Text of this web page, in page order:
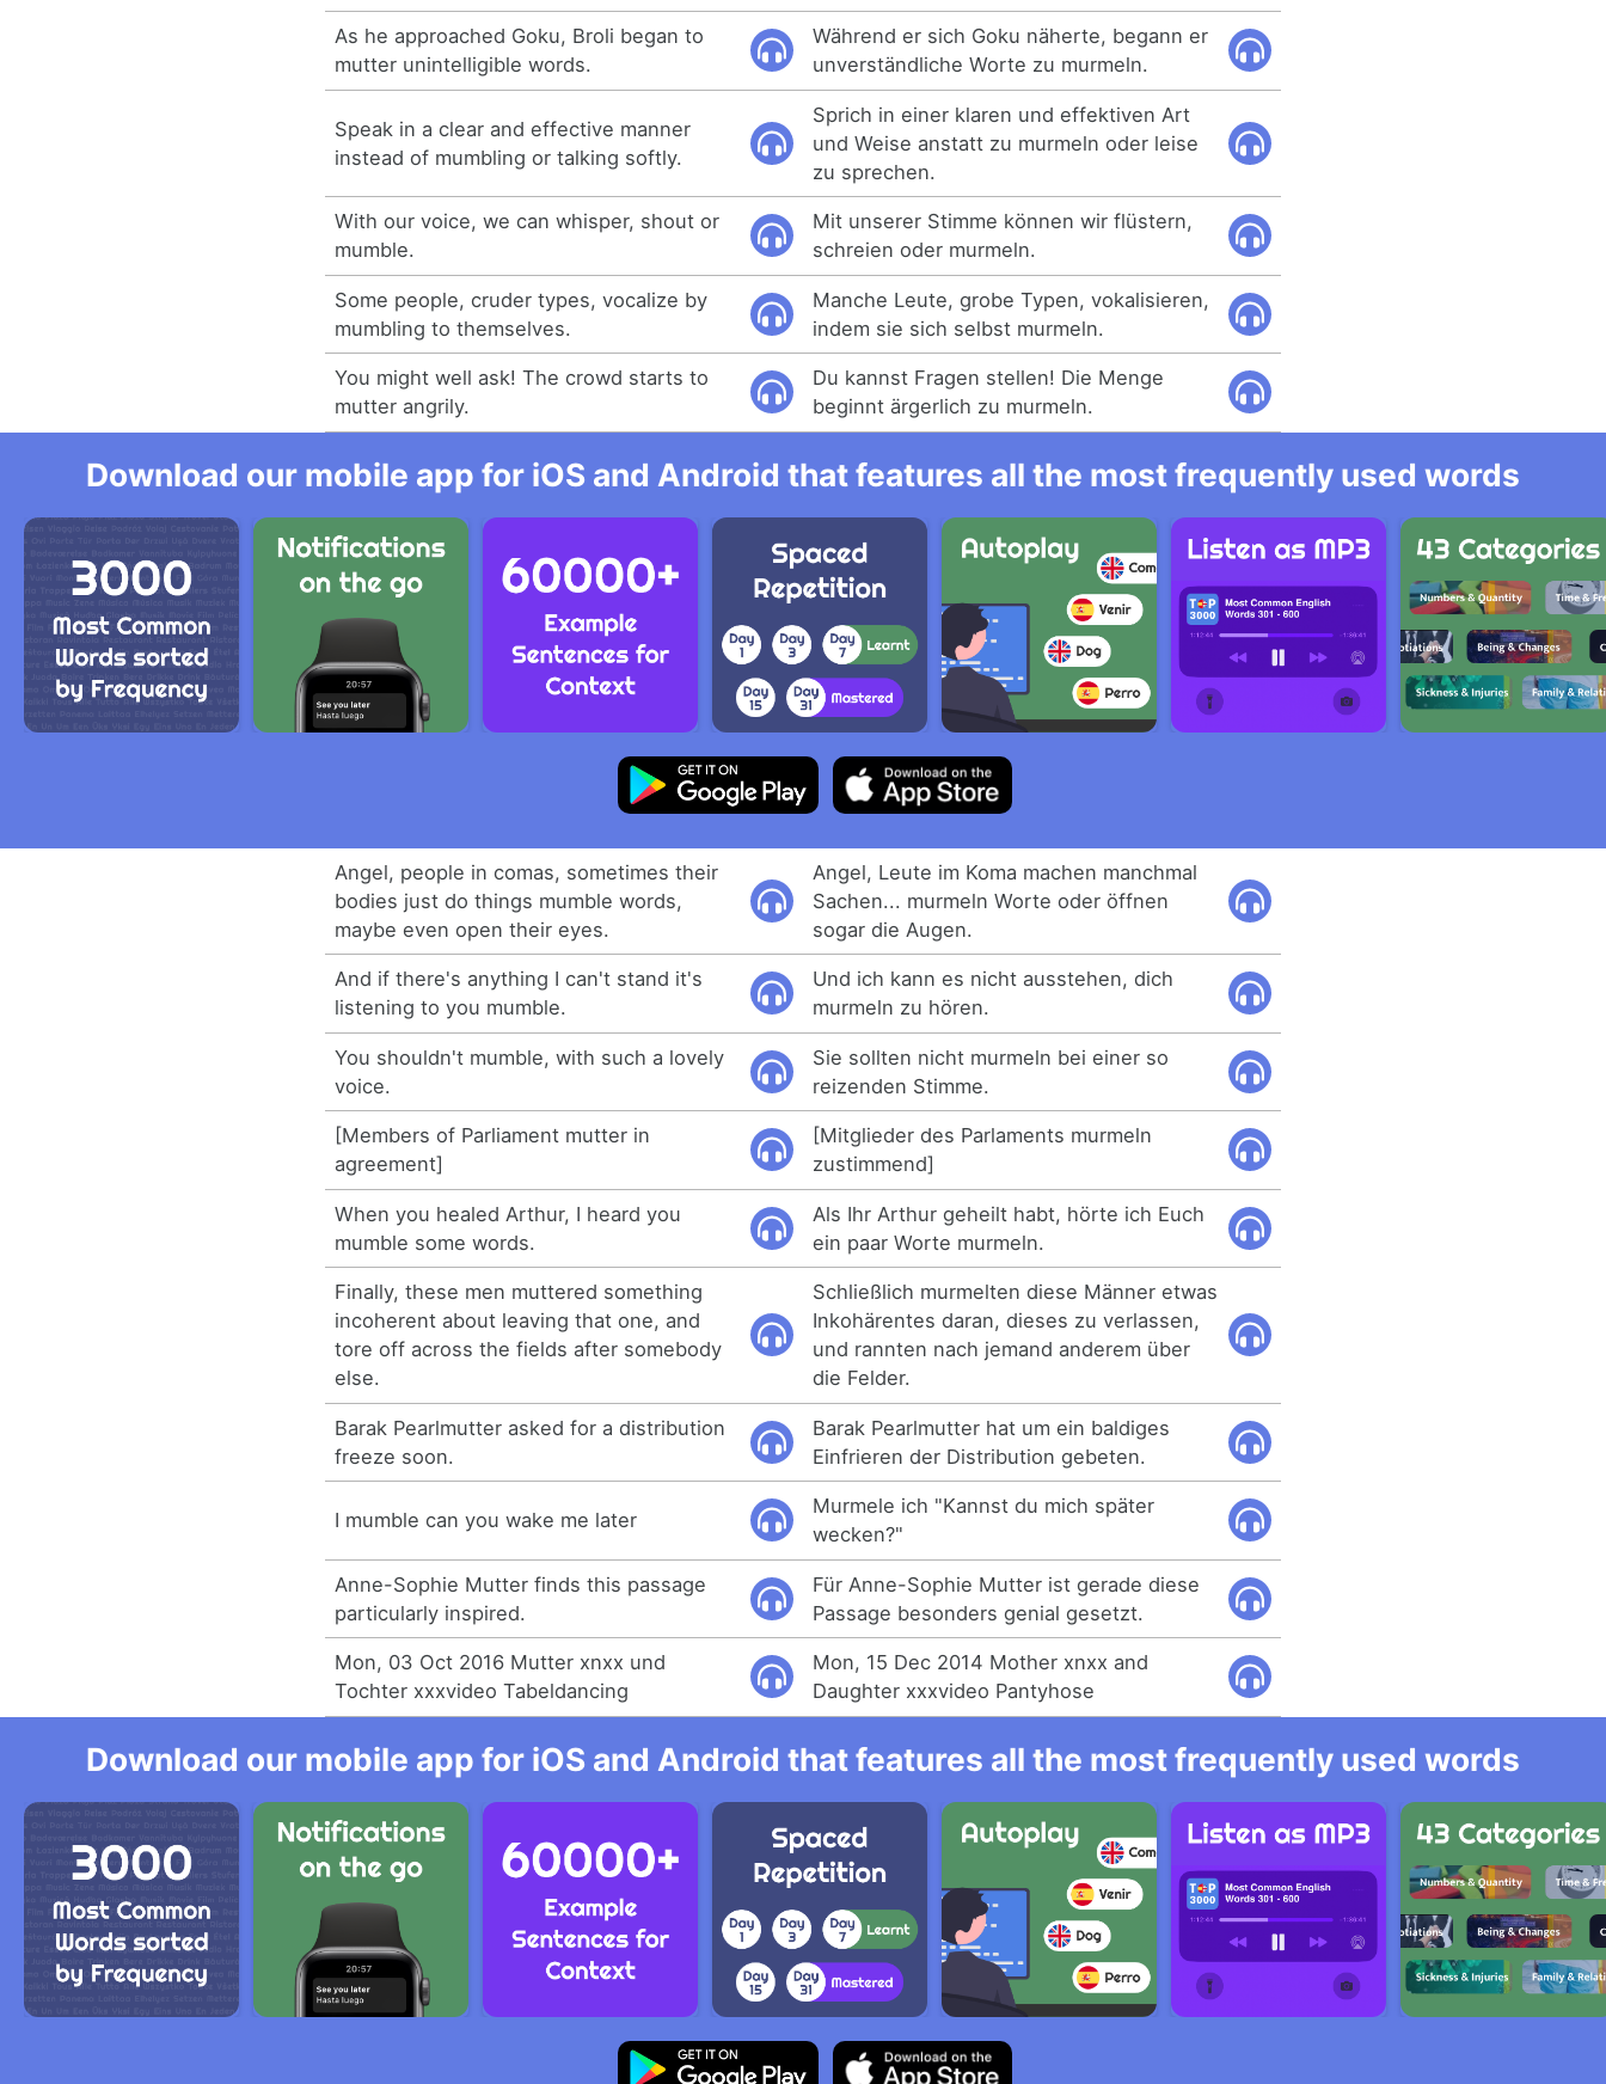
As he approached Goku, Broli began to
mutter unintelligible words.
Während er sich Goku näherte, begann er
unverständliche Worte zu murmeln.
Speak in a clear and effective manner
instead of mumbling or talking softly.
Sprich in einer klaren und effektiven Art
und Weise anstatt zu murmeln oder leise
zu sprechen.
With our voice, we can whisper, shout or
mumble.
Mit unserer Stimme können wir flüstern,
schreien oder murmeln.
Some people, cruder types, vocalize by
mumbling to themselves.
Manche Leute, grobe Typen, vokalisieren,
indem sie sich selbst murmeln.
You might well ask! The crowd starts to
mutter angrily.
Du kannst Fragen stellen! Die Menge
beginnt ärgerlich zu murmeln.
Download our mobile app for iOS and Android that features all the most frequently used words
Angel, people in comas, sometimes their
bodies just do things mumble words,
maybe even open their eyes.
Angel, Leute im Koma machen manchmal
Sachen... murmeln Worte oder öffnen
sogar die Augen.
And if there's anything I can't stand it's
listening to you mumble.
Und ich kann es nicht ausstehen, dich
murmeln zu hören.
You shouldn't mumble, with such a lovely
voice.
Sie sollten nicht murmeln bei einer so
reizenden Stimme.
[Members of Parliament mutter in
agreement]
[Mitglieder des Parlaments murmeln
zustimmend]
When you healed Arthur, I heard you
mumble some words.
Als Ihr Arthur geheilt habt, hörte ich Euch
ein paar Worte murmeln.
Finally, these men muttered something
incoherent about leaving that one, and
tore off across the fields after somebody
else.
Schließlich murmelten diese Männer etwas
Inkohärentes daran, dieses zu verlassen,
und rannten nach jemand anderem über
die Felder.
Barak Pearlmutter asked for a distribution
freeze soon.
Barak Pearlmutter hat um ein baldiges
Einfrieren der Distribution gebeten.
I mumble can you wake me later
Murmele ich "Kannst du mich später
wecken?"
Anne-Sophie Mutter finds this passage
particularly inspired.
Für Anne-Sophie Mutter ist gerade diese
Passage besonders genial gesetzt.
Mon, 03 Oct 2016 Mutter xnxx und
Tochter xxxvideo Tabeldancing
Mon, 15 Dec 2014 Mother xnxx and
Daughter xxxvideo Pantyhose
Download our mobile app for iOS and Android that features all the most frequently used words